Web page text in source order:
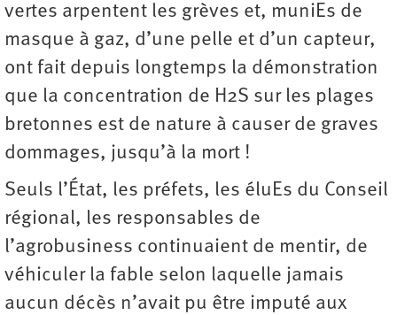
vertes arpentent les grèves et, muniEs de
masque à gaz, d’une pelle et d’un capteur,
ont fait depuis longtemps la démonstration
que la concentration de H2S sur les plages
bretonnes est de nature à causer de graves
dommages, jusqu’à la mort !
Seuls l’État, les préfets, les éluEs du Conseil
régional, les responsables de
l’agrobusiness continuaient de mentir, de
véhiculer la fable selon laquelle jamais
aucun décès n’avait pu être imputé aux